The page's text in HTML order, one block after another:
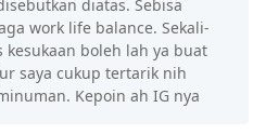
diatas. Sebisa
work life balance. Sekali-
boleh lah ya buat
saya cukup tertarik nih
Kepoin ah IG nya